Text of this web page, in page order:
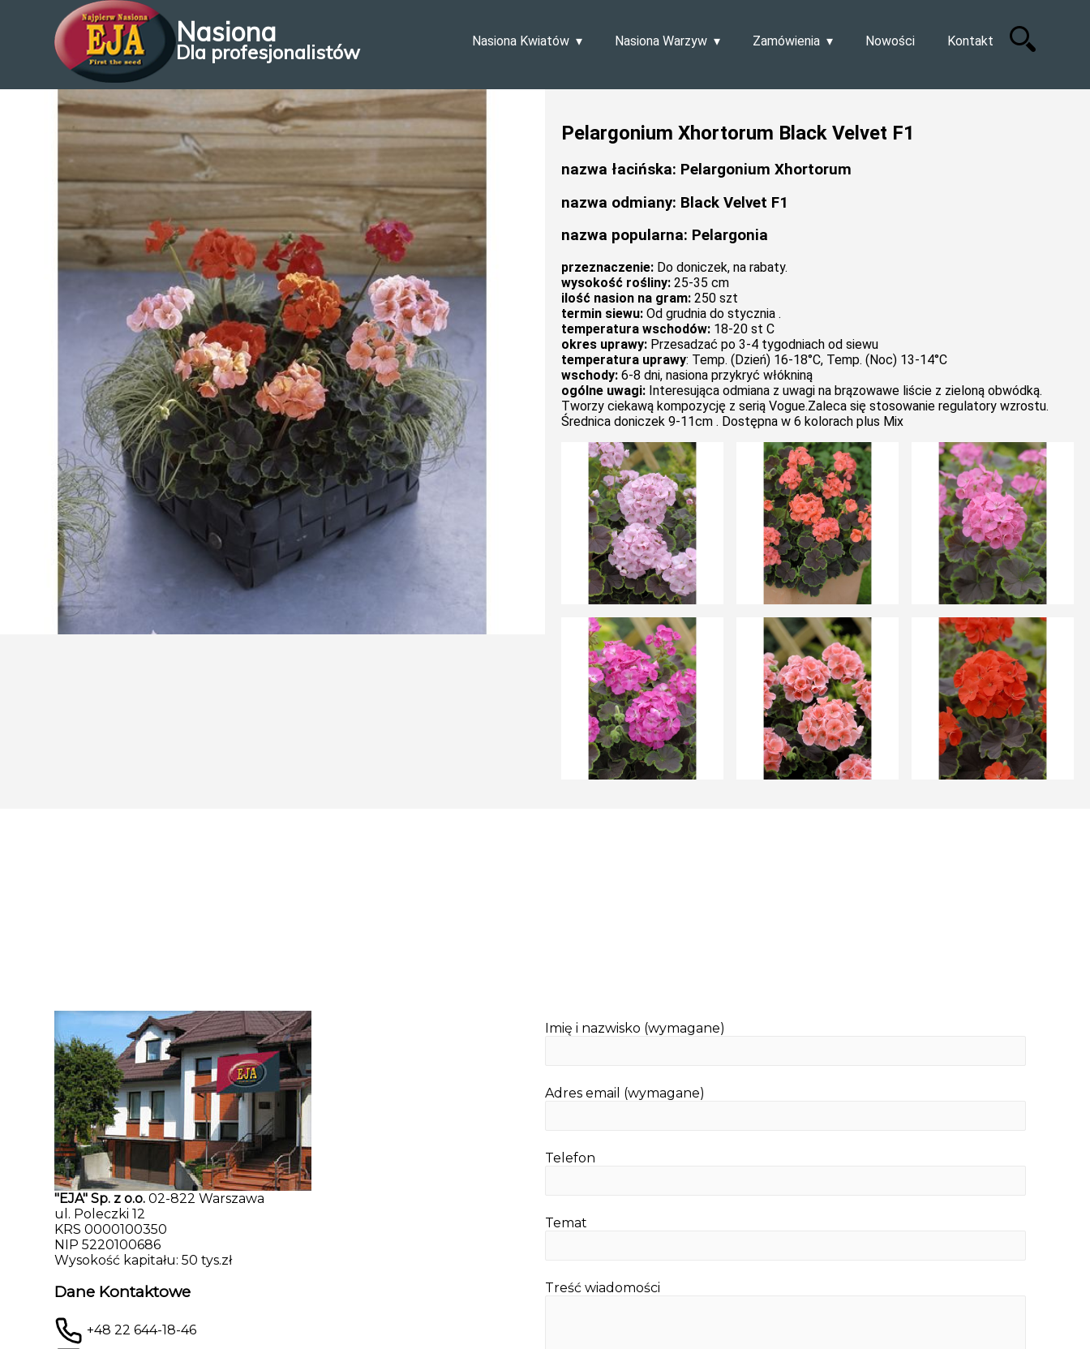
Nasiona
Dla profesjonalistów Nasiona Kwiatów Nasiona Warzyw Zamówienia Nowości Kontakt
Pelargonium Xhortorum Black Velvet F1
nazwa łacińska: Pelargonium Xhortorum
nazwa odmiany: Black Velvet F1
nazwa popularna: Pelargonia
przeznaczenie: Do doniczek, na rabaty.
wysokość rośliny: 25-35 cm
ilość nasion na gram: 250 szt
termin siewu: Od grudnia do stycznia .
temperatura wschodów: 18-20 st C
okres uprawy: Przesadzać po 3-4 tygodniach od siewu
temperatura uprawy: Temp. (Dzień) 16-18°C, Temp. (Noc) 13-14°C
wschody: 6-8 dni, nasiona przykryć włókniną
ogólne uwagi: Interesująca odmiana z uwagi na brązowawe liście z zieloną obwódką.
Tworzy ciekawą kompozycję z serią Vogue.Zaleca się stosowanie regulatory wzrostu.
Średnica doniczek 9-11cm . Dostępna w 6 kolorach plus Mix
"EJA" Sp. z o.o. 02-822 Warszawa
ul. Poleczki 12
KRS 0000100350
NIP 5220100686
Wysokość kapitału: 50 tys.zł
Dane Kontaktowe
+48 22 644-18-46
Imię i nazwisko (wymagane)
Adres email (wymagane)
Telefon
Temat
Treść wiadomości